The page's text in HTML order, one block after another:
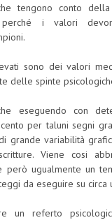
tengono conto
i valori
sono dei valori
delle spinte
eseguendo con
per taluni segni
grande variabilità
Viene cosi
però ugualmente un
da eseguire su circa
un referto